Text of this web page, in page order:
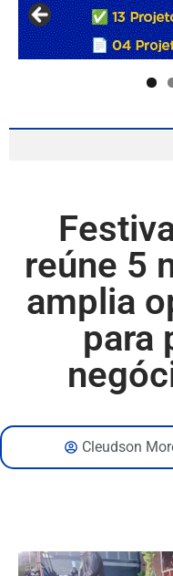
reúne 5
amplia
para
Cleudson